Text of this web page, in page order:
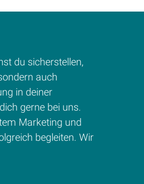
du sicherstellen,
auch
in deiner
gerne bei uns.
Marketing und
begleiten. Wir